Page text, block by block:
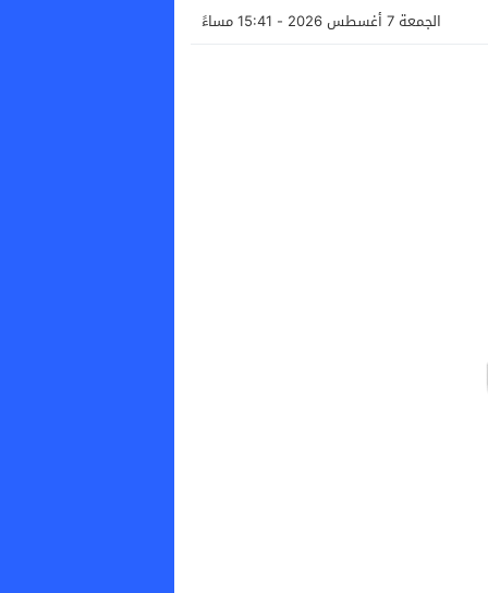
الجمعة 7 أغسطس 2026 - 15:41 مساءً